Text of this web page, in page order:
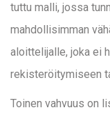
tuttu malli, jossa
mahdollisimman
aloittelijalle, joka ei
rekisteröitymiseen
Toinen vahvuus on